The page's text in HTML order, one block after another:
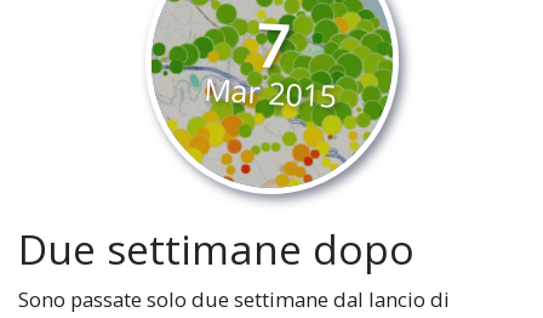
7
Mar2015
Due settimane dopo
Sono passate solo due settimane dal lancio di